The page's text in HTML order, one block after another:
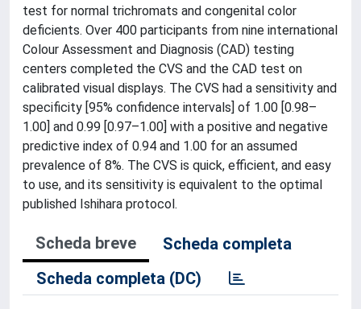
test for normal trichromats and congenital color
deficients. Over 400 participants from nine international
Colour Assessment and Diagnosis (CAD) testing
centers completed the CVS and the CAD test on
calibrated visual displays. The CVS had a sensitivity and
specificity [95% confidence intervals] of 1.00 [0.98–
1.00] and 0.99 [0.97–1.00] with a positive and negative
predictive index of 0.94 and 1.00 for an assumed
prevalence of 8%. The CVS is quick, efficient, and easy
to use, and its sensitivity is equivalent to the optimal
published Ishihara protocol.
Scheda breve
Scheda completa
Scheda completa (DC)